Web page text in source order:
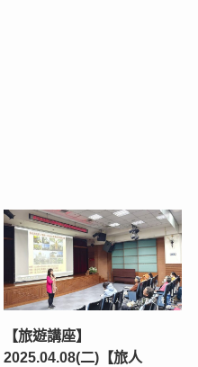
【旅遊講座】
2025.04.08(二)【旅人